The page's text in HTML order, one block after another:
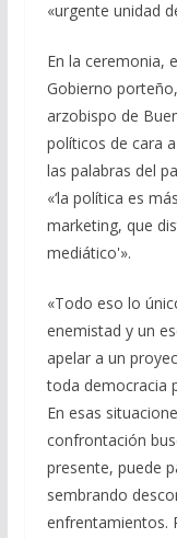
«urgente unidad
En la ceremonia,
Gobierno
arzobispo de
políticos de cara
las palabras del
«‘la política es
marketing, que
mediático'».
«Todo eso lo
enemistad y un
apelar a un
toda democracia
En esas
confrontación
presente, puede
sembrando
enfrentamientos.